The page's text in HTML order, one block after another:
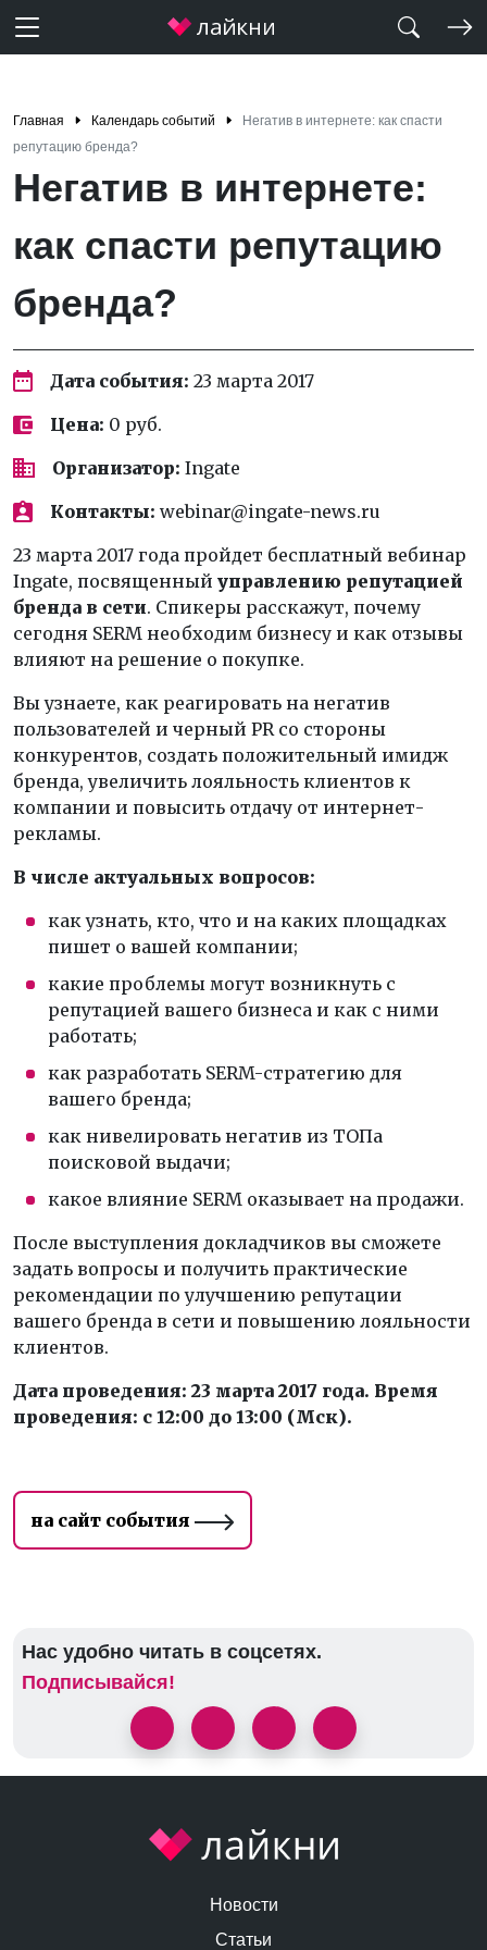
Главная Календарь событий
Негатив в интернете: как спасти
репутацию бренда?
Негатив в интернете:
как спасти репутацию
бренда?
Дата события: 23 марта 2017
Цена: 0 руб.
Организатор: Ingate
Контакты: webinar@ingate-news.ru
23 марта 2017 года пройдет бесплатный вебинар
Ingate, посвященный управлению репутацией
бренда в сети. Спикеры расскажут, почему
сегодня SERM необходим бизнесу и как отзывы
влияют на решение о покупке.
Вы узнаете, как реагировать на негатив
пользователей и черный PR со стороны
конкурентов, создать положительный имидж
бренда, увеличить лояльность клиентов к
компании и повысить отдачу от интернет-
рекламы.
В числе актуальных вопросов:
как узнать, кто, что и на каких площадках
пишет о вашей компании;
какие проблемы могут возникнуть с
репутацией вашего бизнеса и как с ними
работать;
как разработать SERM-стратегию для
вашего бренда;
как нивелировать негатив из ТОПа
поисковой выдачи;
какое влияние SERM оказывает на продажи.
После выступления докладчиков вы сможете
задать вопросы и получить практические
рекомендации по улучшению репутации
вашего бренда в сети и повышению лояльности
клиентов.
Дата проведения: 23 марта 2017 года. Время
проведения: с 12:00 до 13:00 (Мск).
на сайт события
Нас удобно читать в соцсетях.
Подписывайся!
Новости
Статьи